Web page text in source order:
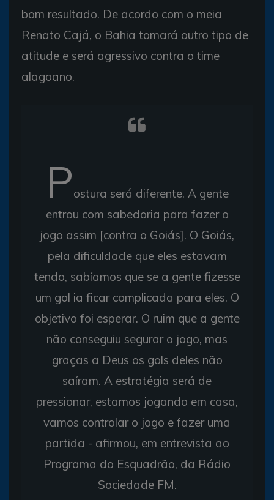
bom resultado. De acordo com o meia
Renato Cajá, o Bahia tomará outro tipo de
atitude e será agressivo contra o time
alagoano.
Postura será diferente. A gente
entrou com sabedoria para fazer o
jogo assim [contra o Goiás]. O Goiás,
pela dificuldade que eles estavam
tendo, sabíamos que se a gente fizesse
um gol ia ficar complicada para eles. O
objetivo foi esperar. O ruim que a gente
não conseguiu segurar o jogo, mas
graças a Deus os gols deles não
saíram. A estratégia será de
pressionar, estamos jogando em casa,
vamos controlar o jogo e fazer uma
partida - afirmou, em entrevista ao
Programa do Esquadrão, da Rádio
Sociedade FM.